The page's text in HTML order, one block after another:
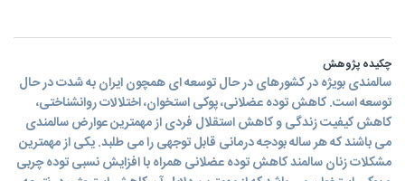
چکیده پژوهش
سالمندی بویژه در کشورهای در حال توسعه ای همچون ایران به شدت در حال
توسعه است. کاهش توده عضلانی، پوکی استخوان، اختلالات روانشناختی،
کاهش کیفیت زندگی و کاهش استقلال فردی از مهمترین عوارض سالمندی
می باشند که هر ساله بودجه درمانی قابل توجهی را می طلبد. یکی از مهمترین
مشکلات زنان سالمند کاهش توده عضلانی همراه با افزایش نسبی توده چربی